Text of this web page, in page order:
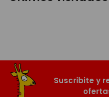
Suscribite y